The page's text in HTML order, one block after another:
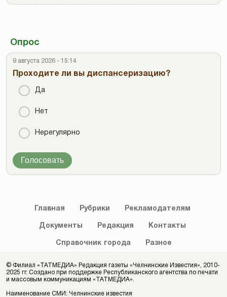
Опрос
9 августа 2026 - 15:14
Проходите ли вы диспансеризацию?
Да
Нет
Нерегулярно
Голосовать
Главная Рубрики Рекламодателям
Документы Редакция Контакты
Справочник города Разное
© Филиал «ТАТМЕДИА» Редакция газеты «Челнинские Известия», 2010-
2025 гг. Создано при поддержке Республиканского агентства по печати
и массовым коммуникациям «ТАТМЕДИА».
Наименование СМИ: Челнинские известия